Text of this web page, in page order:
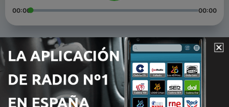
00:00 00:00
Episodios
514 - Les livres de l'été
18 jun. 2026